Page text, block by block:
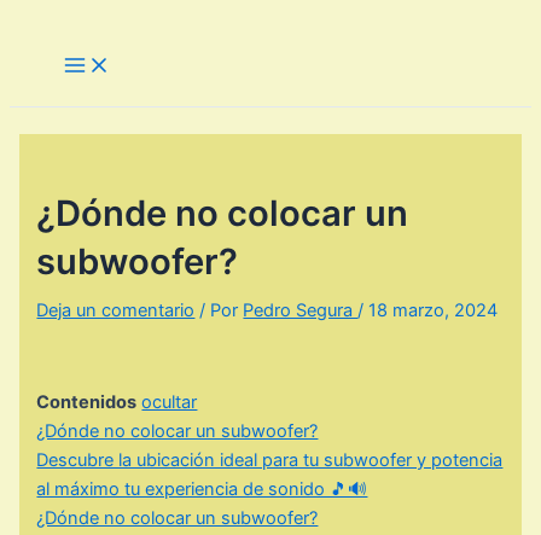
Main
Menu
¿Dónde no colocar un
subwoofer?
Deja un comentario / Por Pedro Segura/18 marzo, 2024
Contenidos ocultar
¿Dónde no colocar un subwoofer?
Descubre la ubicación ideal para tu subwoofer y potencia
al máximo tu experiencia de sonido 🎵🔊
¿Dónde no colocar un subwoofer?